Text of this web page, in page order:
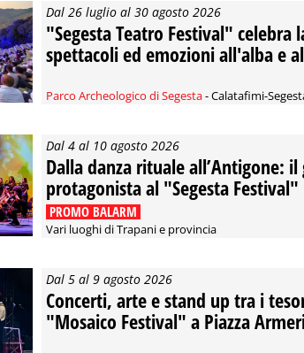
Dal 26 luglio al 30 agosto 2026
"Segesta Teatro Festival" celebra
spettacoli ed emozioni all'alba e
Parco Archeologico di Segesta- Calatafimi-
Dal 4 al 10 agosto 2026
Dalla danza rituale all’Antigone:
protagonista al "Segesta Festival"
PROMO BALARM
Vari luoghi di Trapani e provincia
Dal 5 al 9 agosto 2026
Concerti, arte e stand up tra i
"Mosaico Festival" a Piazza